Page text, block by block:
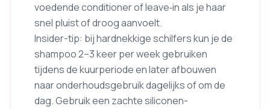
voedende conditioner of leave‑in als je haar
snel pluist of droog aanvoelt.
Insider-tip: bij hardnekkige schilfers kun je de
shampoo 2–3 keer per week gebruiken
tijdens de kuurperiode en later afbouwen
naar onderhoudsgebruik dagelijks of om de
dag. Gebruik een zachte siliconen-